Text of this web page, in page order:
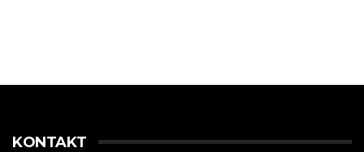
KONTAKT